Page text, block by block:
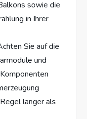
sowie die
in Ihrer
Sie auf die
und
länger als